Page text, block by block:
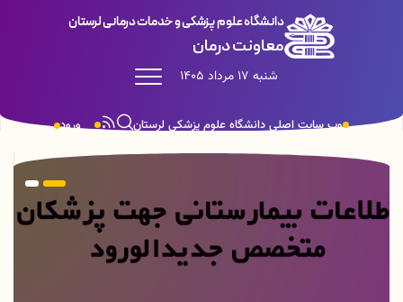
دانشگاه علوم پزشکی و خدمات درمانی لرستان
معاونت درمان
شنبه 17 مرداد 1405
ورود وب سایت اصلی دانشگاه علوم پزشکی لرستان